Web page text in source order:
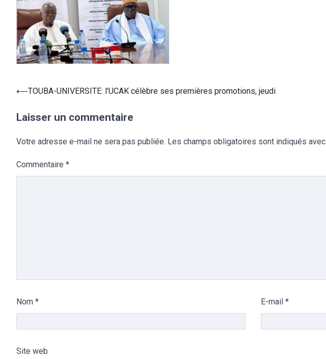
⟵TOUBA-UNIVERSITE: l’UCAK célèbre ses premières promotions, jeudi
Laisser un commentaire
Votre adresse e-mail ne sera pas publiée. Les champs obligatoires sont indiqués avec
Commentaire *
Nom * E-mail *
Site web